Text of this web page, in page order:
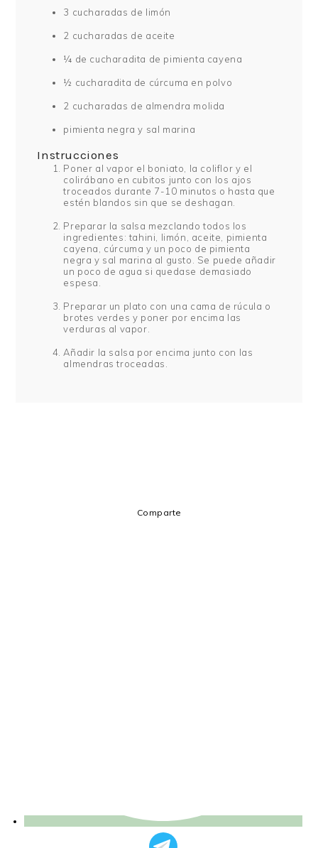
3 cucharadas de limón
2 cucharadas de aceite
¼ de cucharadita de pimienta cayena
½ cucharadita de cúrcuma en polvo
2 cucharadas de almendra molida
pimienta negra y sal marina
Instrucciones
Poner al vapor el boniato, la coliflor y el
colirábano en cubitos junto con los ajos
troceados durante 7-10 minutos o hasta que
estén blandos sin que se deshagan.
Preparar la salsa mezclando todos los
ingredientes: tahini, limón, aceite, pimienta
cayena, cúrcuma y un poco de pimienta
negra y sal marina al gusto. Se puede añadir
un poco de agua si quedase demasiado
espesa.
Preparar un plato con una cama de rúcula o
brotes verdes y poner por encima las
verduras al vapor.
Añadir la salsa por encima junto con las
almendras troceadas.
Comparte